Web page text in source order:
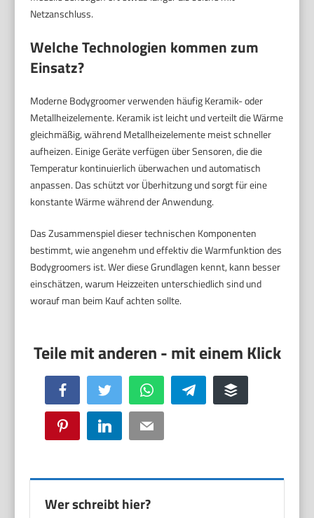
Netzanschluss.
Welche Technologien kommen zum
Einsatz?
Moderne Bodygroomer verwenden häufig Keramik- oder
Metallheizelemente. Keramik ist leicht und verteilt die Wärme
gleichmäßig, während Metallheizelemente meist schneller
aufheizen. Einige Geräte verfügen über Sensoren, die die
Temperatur kontinuierlich überwachen und automatisch
anpassen. Das schützt vor Überhitzung und sorgt für eine
konstante Wärme während der Anwendung.
Das Zusammenspiel dieser technischen Komponenten
bestimmt, wie angenehm und effektiv die Warmfunktion des
Bodygroomers ist. Wer diese Grundlagen kennt, kann besser
einschätzen, warum Heizzeiten unterschiedlich sind und
worauf man beim Kauf achten sollte.
Facebook Twitter WhatsApp Telegram Buffer
Pinterest LinkedIn Email
Wer schreibt hier?